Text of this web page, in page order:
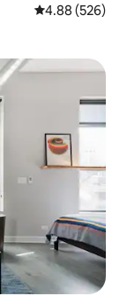
평점 4.88점(5
4.88 (526)